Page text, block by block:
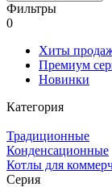
Фильтры
0
Хиты
Премиум
Новинки
Категория
Традиционные
Конденсационные
Котлы для
Серия